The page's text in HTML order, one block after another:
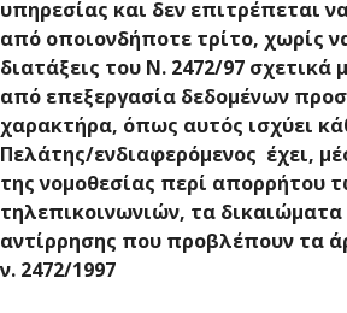
υπηρεσίας και δεν επιτρέπεται
από οποιονδήποτε τρίτο, χωρίς
διατάξεις του Ν. 2472/97 σχετικά
από επεξεργασία δεδομένων
χαρακτήρα, όπως αυτός ισχύει
Πελάτης/ενδιαφερόμενος έχει,
της νομοθεσίας περί απορρήτου
τηλεπικοινωνιών, τα
αντίρρησης που προβλέπουν τα
ν. 2472/1997